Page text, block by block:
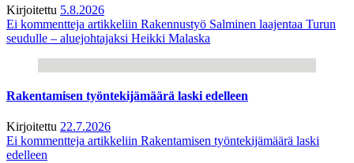
Kirjoitettu 5.8.2026
Ei kommentteja artikkeliin Rakennustyö Salminen laajentaa Turun
seudulle – aluejohtajaksi Heikki Malaska
Rakentamisen työntekijämäärä laski edelleen
Kirjoitettu 22.7.2026
Ei kommentteja artikkeliin Rakentamisen työntekijämäärä laski
edelleen